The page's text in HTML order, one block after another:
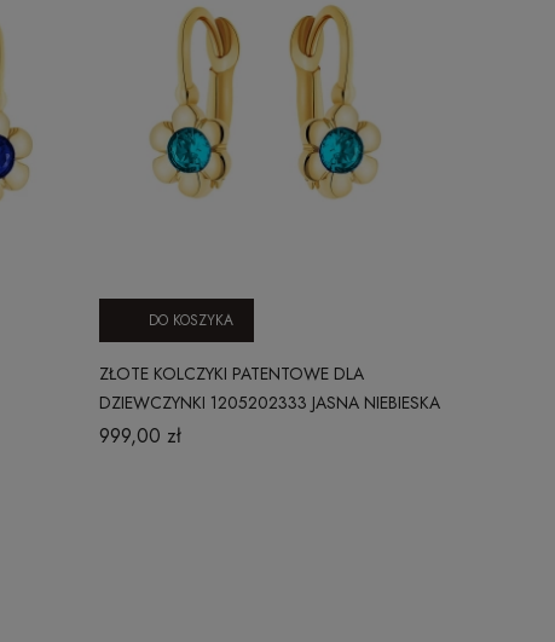
ZŁOTE KOLCZYKI PATENTOWE DLA
DZIEWCZYNKI 1205202333 JASNA NIEBIESKA
CYRKONIA
999,00 zł
DO KOSZYKA